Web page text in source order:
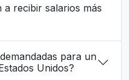
a recibir salarios más
para un
Unidos?